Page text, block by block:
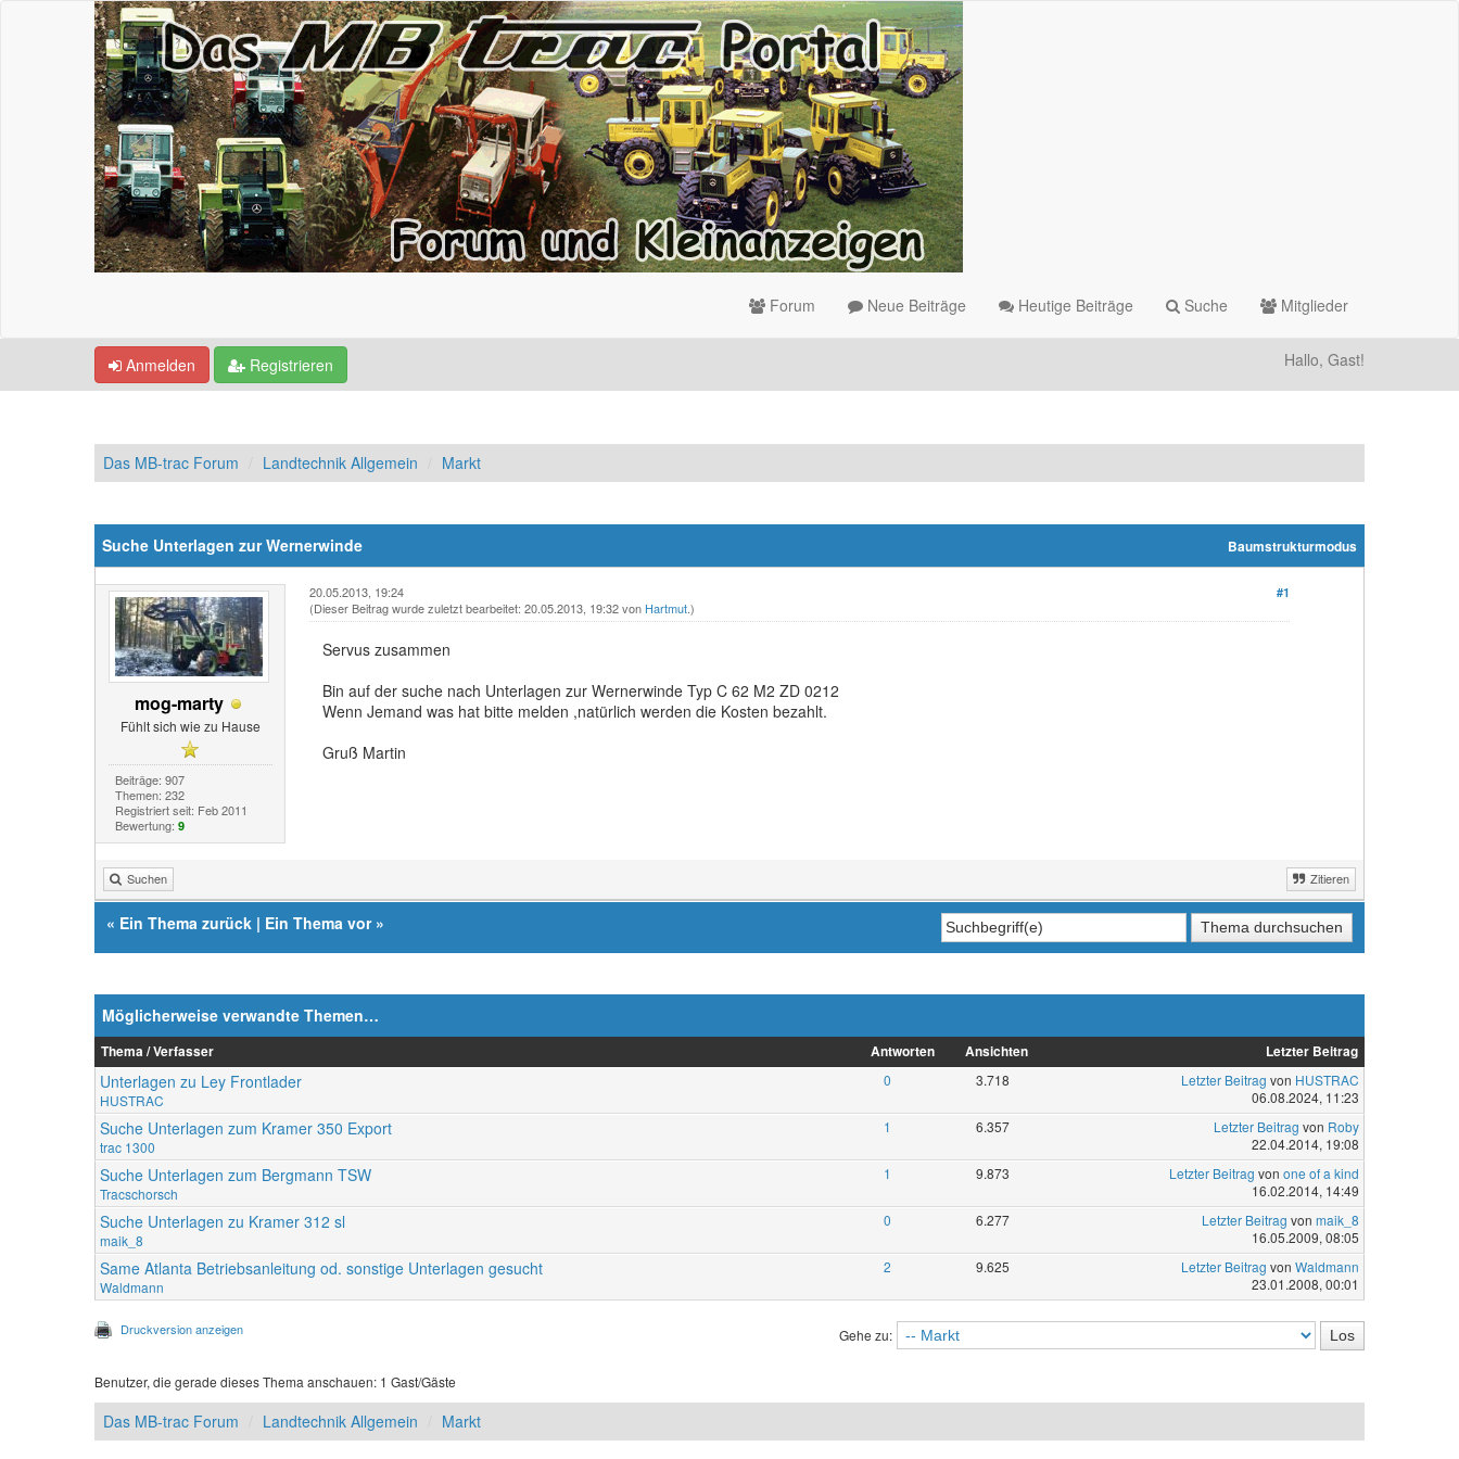
Forum Neue Beiträge Heutige Beiträge Suche Mitglieder
Anmelden Registrieren Hallo, Gast!
Das MB-trac Forum Landtechnik Allgemein Markt
Baumstrukturmodus
Suche Unterlagen zur Wernerwinde
mog-marty
Fühlt sich wie zu Hause
Beiträge: 907
Themen: 232
Registriert seit: Feb 2011
Bewertung: 9
#1
20.05.2013, 19:24
(Dieser Beitrag wurde zuletzt bearbeitet: 20.05.2013, 19:32 von Hartmut.)
Servus zusammen
Bin auf der suche nach Unterlagen zur Wernerwinde Typ C 62 M2 ZD 0212
Wenn Jemand was hat bitte melden ,natürlich werden die Kosten bezahlt.
Gruß Martin
Suchen Zitieren
« Ein Thema zurück | Ein Thema vor»
Möglicherweise verwandte Themen…
Thema / Verfasser Antworten Ansichten Letzter Beitrag
Unterlagen zu Ley Frontlader
HUSTRAC
0 3.718 Letzter Beitrag von HUSTRAC
06.08.2024, 11:23
Suche Unterlagen zum Kramer 350 Export
trac 1300
1 6.357 Letzter Beitrag von Roby
22.04.2014, 19:08
Suche Unterlagen zum Bergmann TSW
Tracschorsch
1 9.873 Letzter Beitrag von one of a kind
16.02.2014, 14:49
Suche Unterlagen zu Kramer 312 sl
maik_8
0 6.277 Letzter Beitrag von maik_8
16.05.2009, 08:05
Same Atlanta Betriebsanleitung od. sonstige Unterlagen gesucht
Waldmann
2 9.625 Letzter Beitrag von Waldmann
23.01.2008, 00:01
Druckversion anzeigen Gehe zu:
Benutzer, die gerade dieses Thema anschauen: 1 Gast/Gäste
Das MB-trac Forum Landtechnik Allgemein Markt